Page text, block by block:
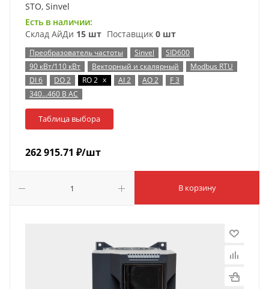
STO, Sinvel
Есть в наличии:
Склад АйДи 15 шт Поставщик 0 шт
Преобразователь частоты Sinvel
SID600
90 кВт/110 кВт
Векторный и скалярный
Modbus RTU
DI 6
DO 2 RO 2 x AI 2 AO 2
F 3
340…460 В AC
Таблица выбора
262 915.71 ₽/шт
В корзину